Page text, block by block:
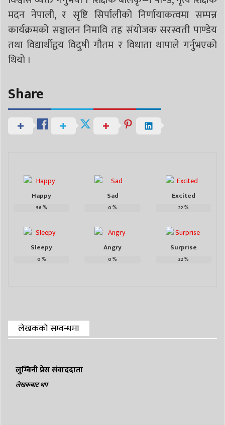
मदन नेपाली, र सृष्टि सिर्पालीको निर्णायाकत्वमा सम्पन्न
कार्यक्रमको सञ्चालन निमावि तह संयोजक सरस्वती पाण्डेय
तथा विद्यार्थीद्वय विदुषी गौतम र विधाता थापाले गर्नुभएको
थियो ।
Share
Happy
56%
Sad
0%
Excited
22%
Sleepy
0%
Angry
0%
Surprise
22%
लेखकको सम्वन्धमा
लुम्बिनी प्रेस संवाददाता
लेखकबाट थप